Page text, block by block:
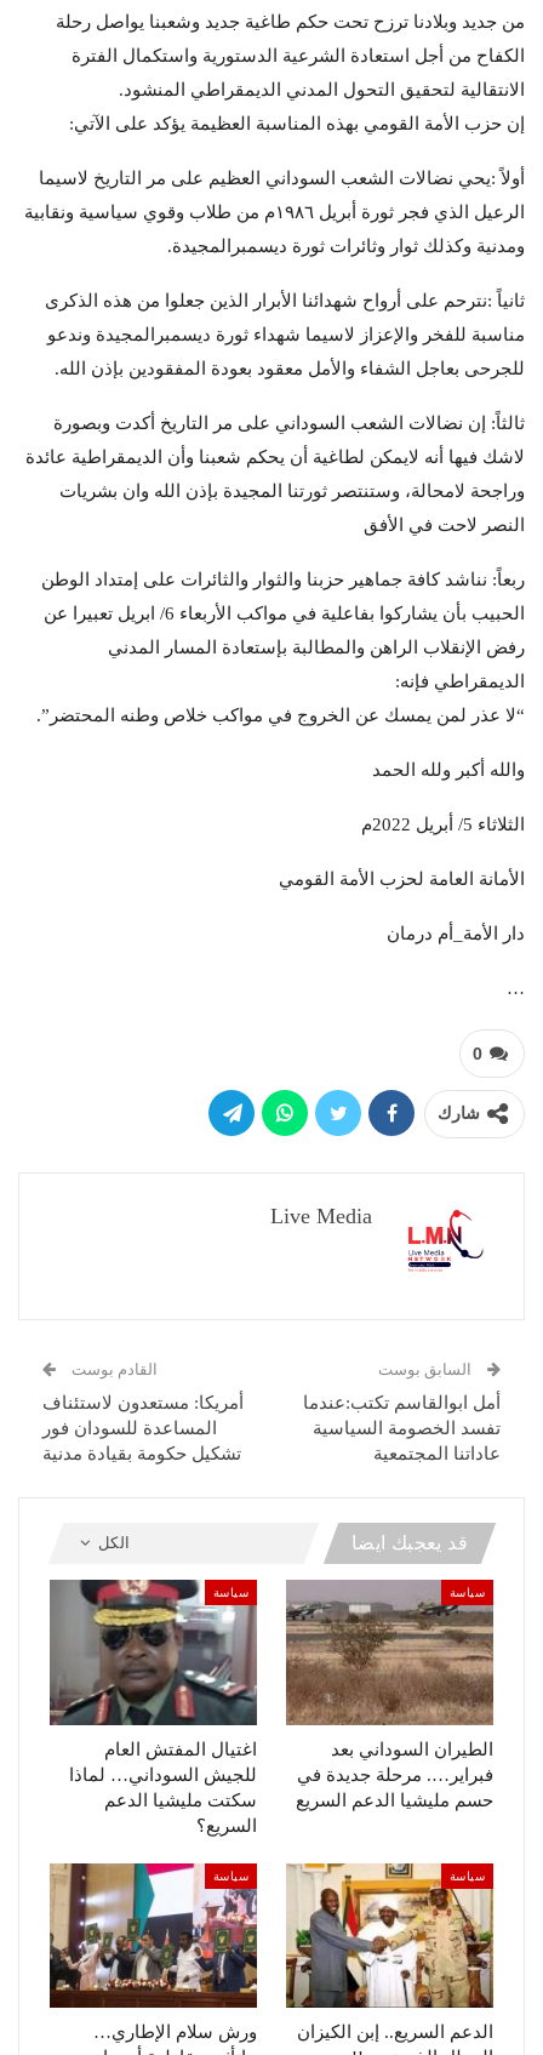
من جديد وبلادنا ترزح تحت حكم طاغية جديد وشعبنا يواصل رحلة
الكفاح من أجل استعادة الشرعية الدستورية واستكمال الفترة
الانتقالية لتحقيق التحول المدني الديمقراطي المنشود.
إن حزب الأمة القومي بهذه المناسبة العظيمة يؤكد على الآتي:
أولاً :يحي نضالات الشعب السوداني العظيم على مر التاريخ لاسيما
الرعيل الذي فجر ثورة أبريل ١٩٨٦م من طلاب وقوي سياسية ونقابية
ومدنية وكذلك ثوار وثائرات ثورة ديسمبرالمجيدة.
ثانياً :نترحم على أرواح شهدائنا الأبرار الذين جعلوا من هذه الذكرى
مناسبة للفخر والإعزاز لاسيما شهداء ثورة ديسمبرالمجيدة وندعو
للجرحى بعاجل الشفاء والأمل معقود بعودة المفقودين بإذن الله.
ثالثاً: إن نضالات الشعب السوداني على مر التاريخ أكدت وبصورة
لاشك فيها أنه لايمكن لطاغية أن يحكم شعبنا وأن الديمقراطية عائدة
وراجحة لامحالة، وستنتصر ثورتنا المجيدة بإذن الله وان بشريات
النصر لاحت في الأفق
ربعاً: نناشد كافة جماهير حزبنا والثوار والثائرات على إمتداد الوطن
الحبيب بأن يشاركوا بفاعلية في مواكب الأربعاء 6/ ابريل تعبيرا عن
رفض الإنقلاب الراهن والمطالبة بإستعادة المسار المدني
الديمقراطي فإنه:
“لا عذر لمن يمسك عن الخروج في مواكب خلاص وطنه المحتضر”.
والله أكبر ولله الحمد
الثلاثاء 5/ أبريل 2022م
الأمانة العامة لحزب الأمة القومي
دار الأمة_أم درمان
…
0
شارك
Live Media
السابق بوست
أمل ابوالقاسم تكتب:عندما
تفسد الخصومة السياسية
عاداتنا المجتمعية
القادم بوست
أمريكا: مستعدون لاستئناف
المساعدة للسودان فور
تشكيل حكومة بقيادة مدنية
الكل قد يعجبك ايضا
سياسة
الطيران السوداني بعد
فبراير…. مرحلة جديدة في
حسم مليشيا الدعم السريع
سياسة
اغتيال المفتش العام
للجيش السوداني… لماذا
سكتت مليشيا الدعم
السريع؟
سياسة
الدعم السريع.. إبن الكيزان
سياسة
ورش سلام الإطاري…